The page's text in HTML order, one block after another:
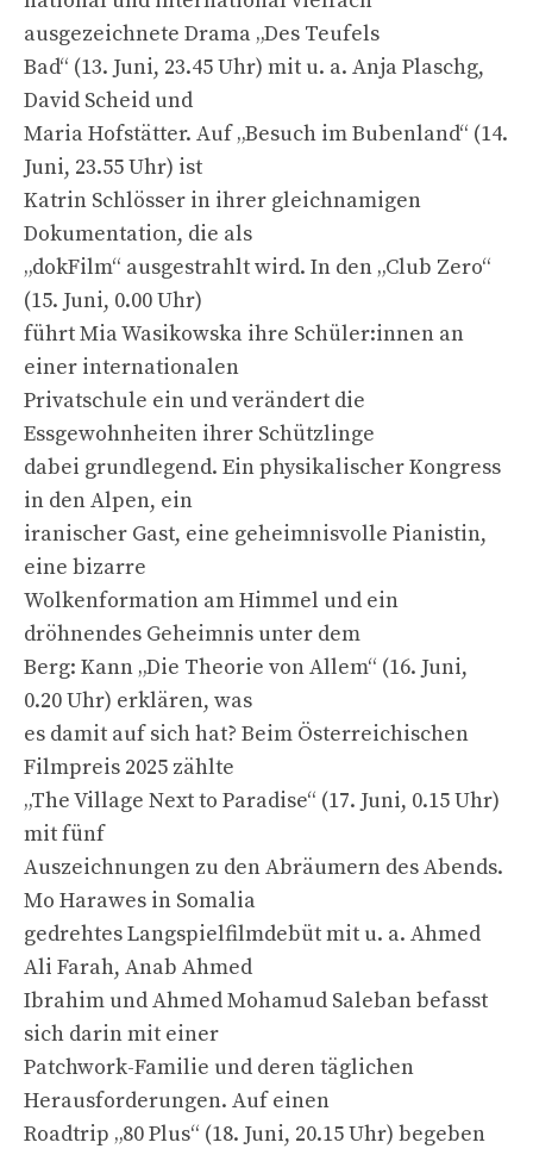
ausgezeichnete Drama „Des Teufels
Bad“ (13. Juni, 23.45 Uhr) mit u. a. Anja Plaschg,
David Scheid und
Maria Hofstätter. Auf „Besuch im Bubenland“ (14.
Juni, 23.55 Uhr) ist
Katrin Schlösser in ihrer gleichnamigen
Dokumentation, die als
„dokFilm“ ausgestrahlt wird. In den „Club Zero“
(15. Juni, 0.00 Uhr)
führt Mia Wasikowska ihre Schüler:innen an
einer internationalen
Privatschule ein und verändert die
Essgewohnheiten ihrer Schützlinge
dabei grundlegend. Ein physikalischer Kongress
in den Alpen, ein
iranischer Gast, eine geheimnisvolle Pianistin,
eine bizarre
Wolkenformation am Himmel und ein
dröhnendes Geheimnis unter dem
Berg: Kann „Die Theorie von Allem“ (16. Juni,
0.20 Uhr) erklären, was
es damit auf sich hat? Beim Österreichischen
Filmpreis 2025 zählte
„The Village Next to Paradise“ (17. Juni, 0.15 Uhr)
mit fünf
Auszeichnungen zu den Abräumern des Abends.
Mo Harawes in Somalia
gedrehtes Langspielfilmdebüt mit u. a. Ahmed
Ali Farah, Anab Ahmed
Ibrahim und Ahmed Mohamud Saleban befasst
sich darin mit einer
Patchwork-Familie und deren täglichen
Herausforderungen. Auf einen
Roadtrip „80 Plus“ (18. Juni, 20.15 Uhr) begeben